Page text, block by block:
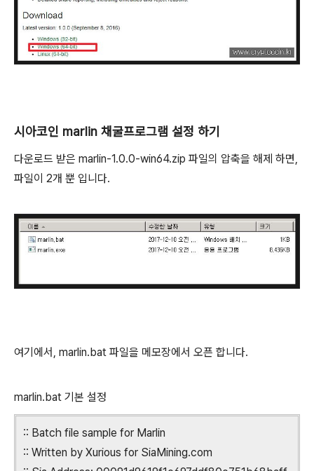
시아코인 marlin 채굴프로그램 설정 하기
다운로드 받은 marlin-1.0.0-win64.zip 파일의 압축을 해제 하면,
파일이 2개 뿐 입니다.
여기에서, marlin.bat 파일을 메모장에서 오픈 합니다.
marlin.bat 기본 설정
:: Batch file sample for Marlin
:: Written by Xurious for SiaMining.com